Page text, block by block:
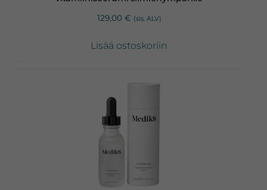
129,00 € (sis. ALV)
Lisää ostoskoriin